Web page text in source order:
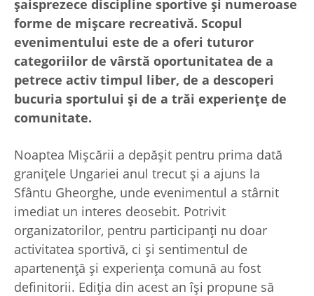
șaisprezece discipline sportive și numeroase
forme de mișcare recreativă. Scopul
evenimentului este de a oferi tuturor
categoriilor de vârstă oportunitatea de a
petrece activ timpul liber, de a descoperi
bucuria sportului și de a trăi experiențe de
comunitate.
Noaptea Mișcării a depășit pentru prima dată
granițele Ungariei anul trecut și a ajuns la
Sfântu Gheorghe, unde evenimentul a stârnit
imediat un interes deosebit. Potrivit
organizatorilor, pentru participanți nu doar
activitatea sportivă, ci și sentimentul de
apartenență și experiența comună au fost
definitorii. Ediția din acest an își propune să